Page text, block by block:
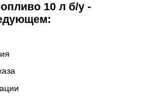
10 л б/у -